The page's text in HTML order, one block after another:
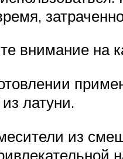
внимание на
латуни.
из